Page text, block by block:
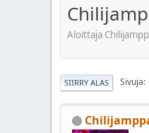
Aloittaja
SIIRRY ALAS Sivuja